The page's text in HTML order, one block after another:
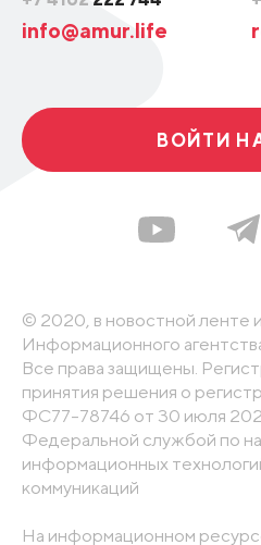
info@amur.life
ВОЙТИ
© 2020, в новостной ленте
Информационного
Все права защищены.
принятия решения о
ФС77-78746 от 30 июля
Федеральной службой по
информационных
коммуникаций
На информационном